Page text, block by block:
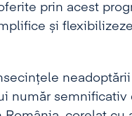
prin acest
și
număr